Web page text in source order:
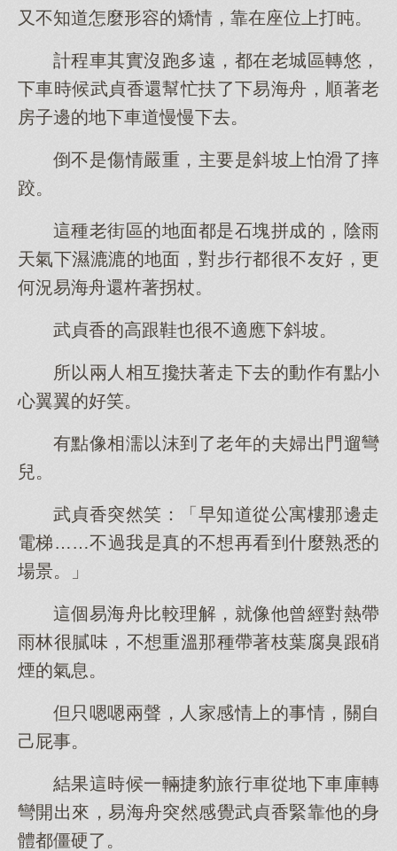
又不知道怎麼形容的矯情，靠在座位上打盹。
計程車其實沒跑多遠，都在老城區轉悠，
下車時候武貞香還幫忙扶了下易海舟，順著老
房子邊的地下車道慢慢下去。
倒不是傷情嚴重，主要是斜坡上怕滑了摔
跤。
這種老街區的地面都是石塊拼成的，陰雨
天氣下濕漉漉的地面，對步行都很不友好，更
何況易海舟還杵著拐杖。
武貞香的高跟鞋也很不適應下斜坡。
所以兩人相互攙扶著走下去的動作有點小
心翼翼的好笑。
有點像相濡以沫到了老年的夫婦出門遛彎
兒。
武貞香突然笑：「早知道從公寓樓那邊走
電梯……不過我是真的不想再看到什麼熟悉的
場景。」
這個易海舟比較理解，就像他曾經對熱帶
雨林很膩味，不想重溫那種帶著枝葉腐臭跟硝
煙的氣息。
但只嗯嗯兩聲，人家感情上的事情，關自
己屁事。
結果這時候一輛捷豹旅行車從地下車庫轉
彎開出來，易海舟突然感覺武貞香緊靠他的身
體都僵硬了。